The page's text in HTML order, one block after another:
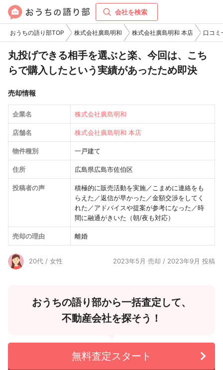
会社を検索
おうちの語り部TOP 株式会社廣島明和 株式会社廣島明和 本店 口コミ
丸投げできる相手を選ぶと楽、今回は、こち
らで購入したという実績があったため即決
売却情報
企業名 株式会社廣島明和
店舗名 株式会社廣島明和 本店
物件種別 一戸建て
住所 広島県広島市佐伯区
投稿者の声
積極的に販売活動を実施／こまめに連絡をも
らえた／返信が早かった／金額交渉をしてく
れた／アドバイスや提案が参考になった／時
間に融通がきいた（朝/夜も対応）
売却の理由 離婚
20代 / 女性 2023年5月 売却 / 2023年9月 投稿
おうちの語り部から一括査定して、
不動産会社を探そう！
無料査定スタート